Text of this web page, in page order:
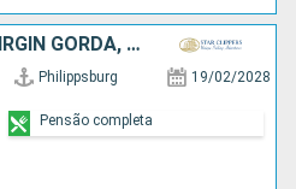
FRANÇA, ANGUILHAS, VIRGIN GORDA, ANTÍGUA E BARBUDA, CANAL SIR FRANCIS DRAKE, SÃO CRISTÓVÃO E NEVES, NORMAN ISLAND, TORTOLA, JOST VAN DYKE, SÃO MARTINHO
Philippsburg 19/02/2028
Pensão completa